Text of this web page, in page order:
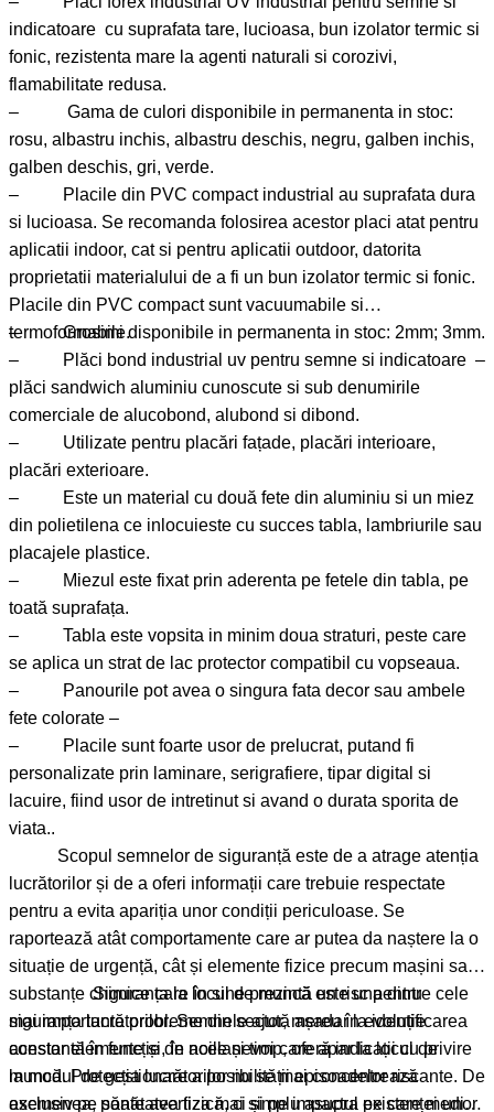
indicatoare cu suprafata tare, lucioasa, bun izolator termic si
fonic, rezistenta mare la agenti naturali si corozivi,
flamabilitate redusa.
– Gama de culori disponibile in permanenta in stoc:
rosu, albastru inchis, albastru deschis, negru, galben inchis,
galben deschis, gri, verde.
– Placile din PVC compact industrial au suprafata dura
si lucioasa. Se recomanda folosirea acestor placi atat pentru
aplicatii indoor, cat si pentru aplicatii outdoor, datorita
proprietatii materialului de a fi un bun izolator termic si fonic.
Placile din PVC compact sunt vacuumabile si
termoformabile.
– Grosimi disponibile in permanenta in stoc: 2mm; 3mm.
– Plăci bond industrial uv pentru semne si indicatoare –
plăci sandwich aluminiu cunoscute si sub denumirile
comerciale de alucobond, alubond si dibond.
– Utilizate pentru placări fațade, placări interioare,
placări exterioare.
– Este un material cu două fete din aluminiu si un miez
din polietilena ce inlocuieste cu succes tabla, lambriurile sau
placajele plastice.
– Miezul este fixat prin aderenta pe fetele din tabla, pe
toată suprafața.
– Tabla este vopsita in minim doua straturi, peste care
se aplica un strat de lac protector compatibil cu vopseaua.
– Panourile pot avea o singura fata decor sau ambele
fete colorate –
– Placile sunt foarte usor de prelucrat, putand fi
personalizate prin laminare, serigrafiere, tipar digital si
lacuire, fiind usor de intretinut si avand o durata sporita de
viata..
lucrătorilor și de a oferi informații care trebuie respectate
pentru a evita apariția unor condiții periculoase. Se
raportează atât comportamente care ar putea da naștere la o
situație de urgență, cât și elemente fizice precum mașini sau
substanțe chimice care în sine prezintă un risc pentru
siguranța lucrătorilor. Semnele ajută așadar la identificarea
acestor elemente și, în același timp, oferă indicații cu privire
la modul de gestionare a posibilității episoadelor riscante. De
asemenea, poate avertiza mai simplu asupra existenței unor
Siguranța la locul de muncă este una dintre cele
mai importante probleme din sector, mereu în evoluție
constantă în funcție de noile nevoi care apar la locul de
muncă. Protecția lucrătorilor nu se mai concentrează
exclusiv pe sănătatea fizică, ci și pe impactul pe care mediul